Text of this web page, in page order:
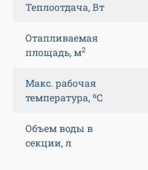
Теплоотдача, Вт
Отапливаемая
площадь, м2
Макс. рабочая
температура, ºС
Объем воды в
секции, л